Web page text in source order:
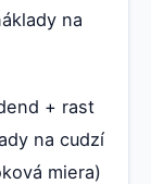
na
+ rast
na cudzí
miera)